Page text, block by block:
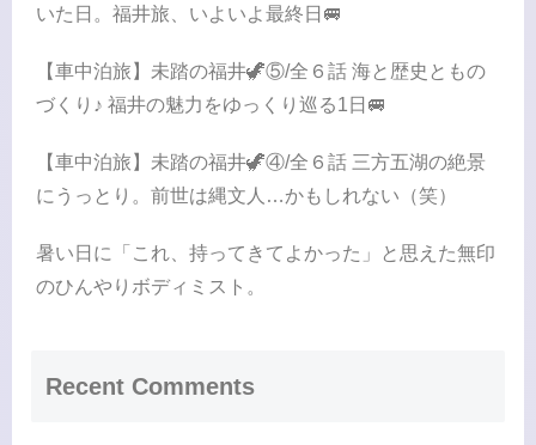
いた日。福井旅、いよいよ最終日🚐
【車中泊旅】未踏の福井🦖⑤/全６話 海と歴史ともの
づくり♪ 福井の魅力をゆっくり巡る1日🚐
【車中泊旅】未踏の福井🦖④/全６話 三方五湖の絶景
にうっとり。前世は縄文人…かもしれない（笑）
暑い日に「これ、持ってきてよかった」と思えた無印
のひんやりボディミスト。
Recent Comments